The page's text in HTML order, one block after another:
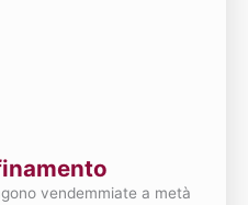
vendemmiate a metà